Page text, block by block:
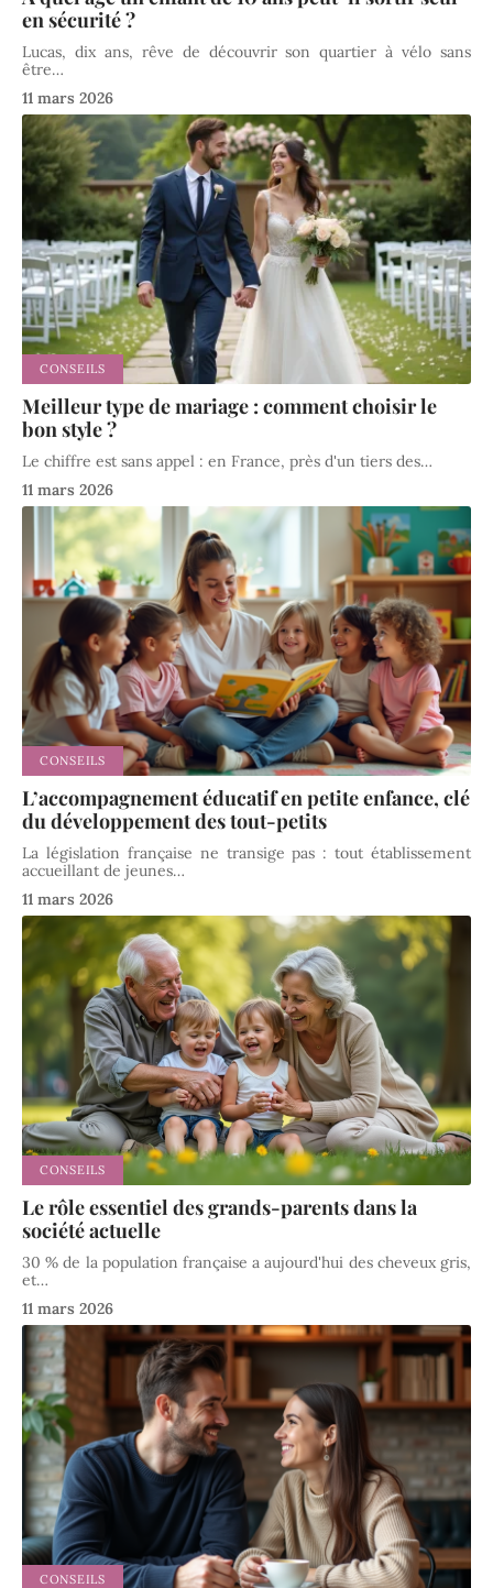
en sécurité ?
Lucas, dix ans, rêve de découvrir son quartier à vélo sans
être…
11 mars 2026
CONSEILS
Meilleur type de mariage : comment choisir le
bon style ?
Le chiffre est sans appel : en France, près d'un tiers des…
11 mars 2026
CONSEILS
L’accompagnement éducatif en petite enfance, clé
du développement des tout-petits
La législation française ne transige pas : tout établissement
accueillant de jeunes…
11 mars 2026
CONSEILS
Le rôle essentiel des grands-parents dans la
société actuelle
30 % de la population française a aujourd'hui des cheveux gris,
et…
11 mars 2026
CONSEILS